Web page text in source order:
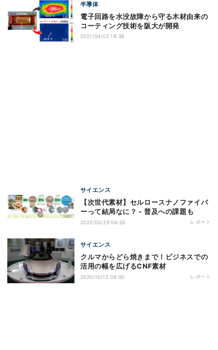
半導体
電子回路を水没故障から守る木材由来の
コーティング技術を阪大が開発
2021/04/02 18:38
サイエンス
【次世代素材】セルロースナノファイバ
ーって結局なに？ - 普及への課題も
2022/03/29 06:50 レポート
サイエンス
クルマからどら焼きまで！ビジネスでの
活用の幅を広げるCNF素材
2020/10/15 08:00 レポート